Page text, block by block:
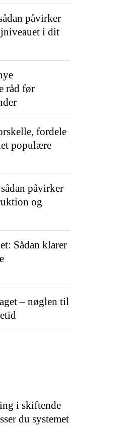
påvirker
i dit
råd før
fordele
populære
påvirker
og
Sådan klarer
– nøglen til
i skiftende
du systemet